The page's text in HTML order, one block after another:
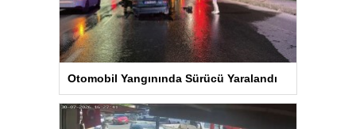
Otomobil Yangınında Sürücü Yaralandı